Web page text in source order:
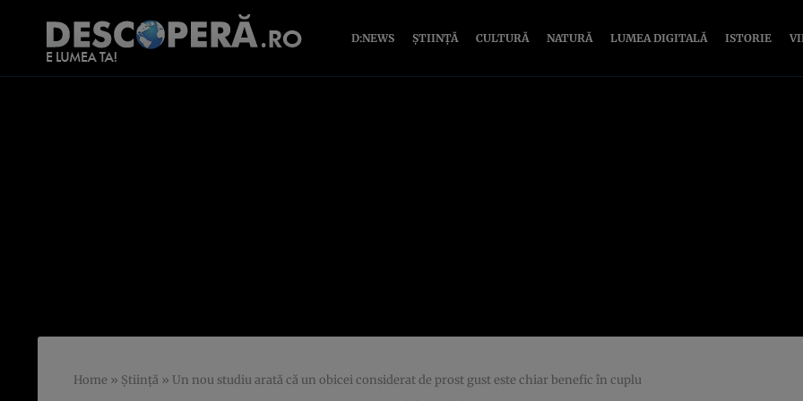
D:NEWS ȘTIINȚĂ CULTURĂ NATURĂ LUMEA DIGITALĂ ISTORIE
Home » Știință » Un nou studiu arată că un obicei considerat de prost gust este chiar benefic în cuplu